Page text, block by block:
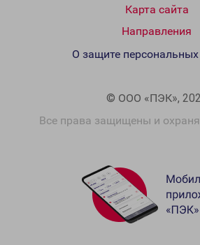
Карта сайта
Направления
© ООО «ПЭК»,
Все права защищены и
О защите